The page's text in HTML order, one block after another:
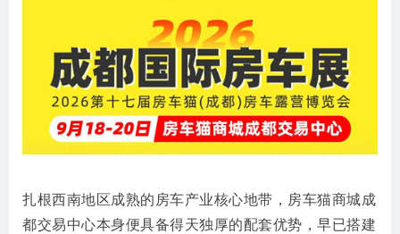
扎根西南地区成熟的房车产业核心地带，房车猫商城成
都交易中心本身便具备得天独厚的配套优势，早已搭建